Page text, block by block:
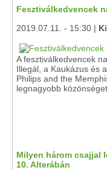
Fesztiválkedvencek
2019.07.11. - 15:30 |
A fesztiválkedvencek
Illegál, a Kaukázus és
Philips and the
legnagyobb
Milyen három csajjal
10. Alterábán